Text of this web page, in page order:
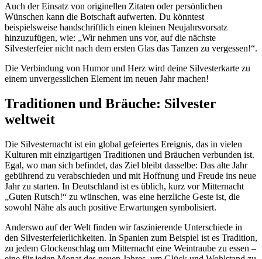
Auch der Einsatz von originellen Zitaten oder persönlichen
Wünschen kann die Botschaft aufwerten. Du könntest
beispielsweise handschriftlich einen kleinen Neujahrsvorsatz
hinzuzufügen, wie: „Wir nehmen uns vor, auf die nächste
Silvesterfeier nicht nach dem ersten Glas das Tanzen zu vergessen!“.
Die Verbindung von Humor und Herz wird deine Silvesterkarte zu
einem unvergesslichen Element im neuen Jahr machen!
Traditionen und Bräuche: Silvester
weltweit
Die Silvesternacht ist ein global gefeiertes Ereignis, das in vielen
Kulturen mit einzigartigen Traditionen und Bräuchen verbunden ist.
Egal, wo man sich befindet, das Ziel bleibt dasselbe: Das alte Jahr
gebührend zu verabschieden und mit Hoffnung und Freude ins neue
Jahr zu starten. In Deutschland ist es üblich, kurz vor Mitternacht
„Guten Rutsch!“ zu wünschen, was eine herzliche Geste ist, die
sowohl Nähe als auch positive Erwartungen symbolisiert.
Anderswo auf der Welt finden wir faszinierende Unterschiede in
den Silvesterfeierlichkeiten. In Spanien zum Beispiel ist es Tradition,
zu jedem Glockenschlag um Mitternacht eine Weintraube zu essen –